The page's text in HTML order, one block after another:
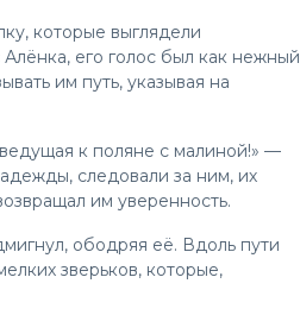
которые выглядели
его голос был как нежный
им путь, указывая на
к поляне с малиной!» —
следовали за ним, их
им уверенность.
ободряя её. Вдоль пути
зверьков, которые,